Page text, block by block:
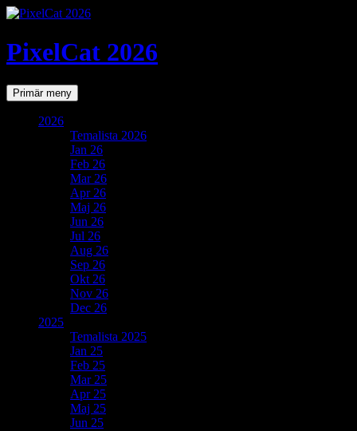
PixelCat 2026
SökPrimär meny Gå
till
2026
Temalista 2026
Jan 26
Feb 26
Mar 26
Apr 26
Maj 26
Jun 26
Jul 26
Aug 26
Sep 26
Okt 26
Nov 26
Dec 26
2025
Temalista 2025
Jan 25
Feb 25
Mar 25
Apr 25
Maj 25
Jun 25